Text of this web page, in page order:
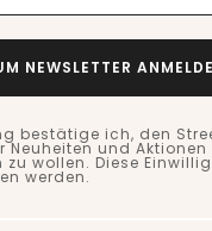
NEWSLETTER
bestätige ich, den
Neuheiten und Aktionen
wollen. Diese
werden.